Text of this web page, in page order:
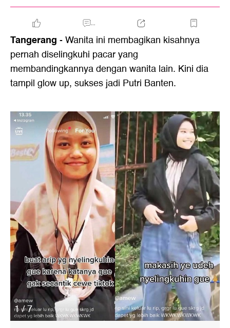
...
Tangerang - Wanita ini membagikan kisahnya
pernah diselingkuhi pacar yang
membandingkannya dengan wanita lain. Kini dia
tampil glow up, sukses jadi Putri Banten.
1 / 7